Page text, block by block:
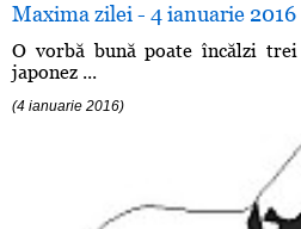
Maxima zilei - 4 ianuarie 2016
O vorbă bună poate încălzi
japonez ...
(4 ianuarie 2016)